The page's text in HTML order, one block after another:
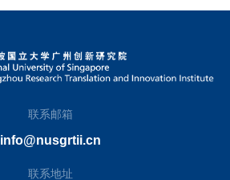
联系邮箱
info@nusgrtii.cn
联系地址